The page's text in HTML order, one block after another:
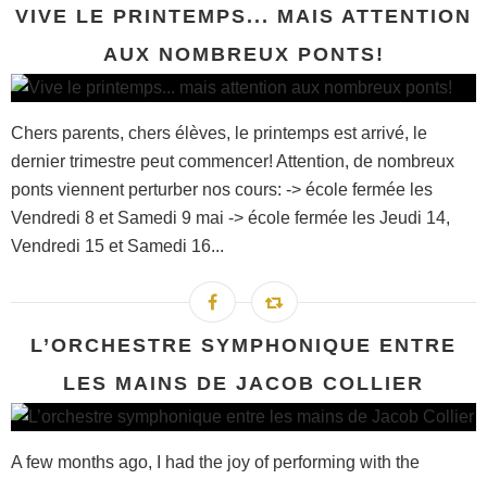
VIVE LE PRINTEMPS... MAIS ATTENTION
AUX NOMBREUX PONTS!
Chers parents, chers élèves, le printemps est arrivé, le
dernier trimestre peut commencer! Attention, de nombreux
ponts viennent perturber nos cours: -> école fermée les
Vendredi 8 et Samedi 9 mai -> école fermée les Jeudi 14,
Vendredi 15 et Samedi 16...
L’ORCHESTRE SYMPHONIQUE ENTRE
LES MAINS DE JACOB COLLIER
A few months ago, I had the joy of performing with the